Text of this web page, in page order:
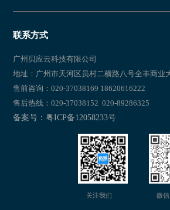
联系方式
广州贝应云科技有限公司
地址：广州市天河区员村二横路八号全丰商业
售前咨询：020-37038169 18620616222
售后热线：020-37038152 020-89286325
备案号：粤ICP备12058233号
关注我们 微